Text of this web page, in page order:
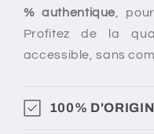
% authentique ,
Profitez de la
accessible, sans
100%